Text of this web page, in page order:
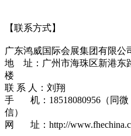
【联系方式】
广东鸿威国际会展集团有限公
地 址：广州市海珠区新港东
楼
联 系 人：
手 机：18518080956（同微
信
网 址：http://